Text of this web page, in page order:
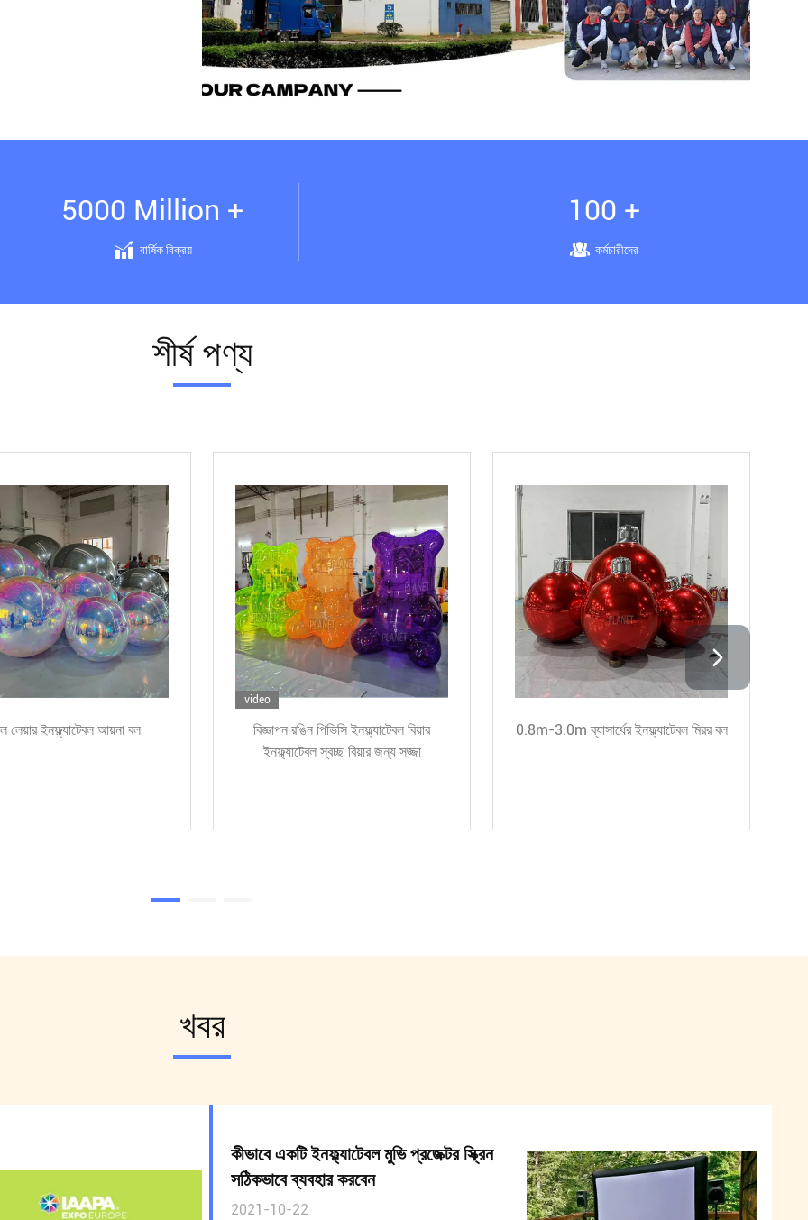
5000 Million +
বার্ষিক বিক্রয়
100 +
কর্মচারীদের
শীর্ষ পণ্য
সজ্জা পিভিসি গোলকীয় আয়না
বিশাল টেকসই পিভিসি ঝুলন্ত পুনরায়
ব্যবহারযোগ্য বড় লাল চকচকে বল প্রসাধন
ডাবল লেয়ার রিফ্লেক্টিভ পিভিসি বিশাল
খবর
কীভাবে একটি ইনফ্ল্যাটেবল মুভি প্রজেক্টর স্ক্রিন
সঠিকভাবে ব্যবহার করবেন
2021-10-22